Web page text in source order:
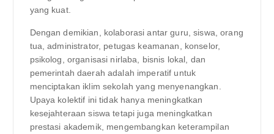
yang kuat.
Dengan demikian, kolaborasi antar guru, siswa, orang
tua, administrator, petugas keamanan, konselor,
psikolog, organisasi nirlaba, bisnis lokal, dan
pemerintah daerah adalah imperatif untuk
menciptakan iklim sekolah yang menyenangkan.
Upaya kolektif ini tidak hanya meningkatkan
kesejahteraan siswa tetapi juga meningkatkan
prestasi akademik, mengembangkan keterampilan